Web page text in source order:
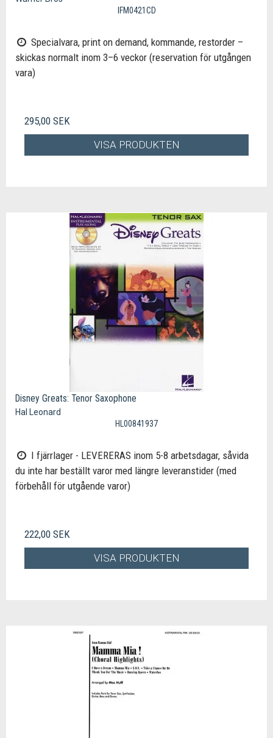
IFM0421CD
Specialvara, print on demand, kommande, restorder –
skickas normalt inom 3–6 veckor (reservation för utgången
vara)
295,00 SEK
VISA PRODUKTEN
Disney Greats: Tenor Saxophone
Hal Leonard
HL00841937
I fjärrlager - LEVERERAS inom 5-8 arbetsdagar, såvida
du inte har beställt varor med längre leveranstider (med
förbehåll för utgående varor)
222,00 SEK
VISA PRODUKTEN